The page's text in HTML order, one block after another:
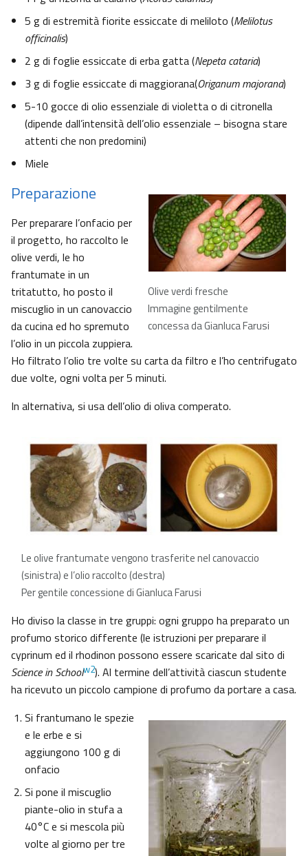
5 g di estremità fiorite essiccate di meliloto (Melilotus
officinalis)
2 g di foglie essiccate di erba gatta (Nepeta cataria)
3 g di foglie essiccate di maggiorana(Origanum majorana)
5-10 gocce di olio essenziale di violetta o di citronella
(dipende dall’intensità dell’olio essenziale – bisogna stare
attenti che non predomini)
Miele
Olive verdi fresche
Immagine gentilmente
concessa da Gianluca Farusi
Preparazione
Per preparare l’onfacio per
il progetto, ho raccolto le
olive verdi, le ho
frantumate in un
tritatutto, ho posto il
miscuglio in un canovaccio
da cucina ed ho spremuto
l’olio in un piccola zuppiera.
Ho filtrato l’olio tre volte su carta da filtro e l’ho centrifugato
due volte, ogni volta per 5 minuti.
In alternativa, si usa dell’olio di oliva comperato.
Le olive frantumate vengono trasferite nel canovaccio
(sinistra) e l’olio raccolto (destra)
Per gentile concessione di Gianluca Farusi
Ho diviso la classe in tre gruppi: ogni gruppo ha preparato un
profumo storico differente (le istruzioni per preparare il
cyprinum ed il rhodinon possono essere scaricate dal sito di
Science in Schoolw2). Al termine dell’attività ciascun studente
ha ricevuto un piccolo campione di profumo da portare a casa.
Si frantumano le spezie
e le erbe e si
aggiungono 100 g di
onfacio
Si pone il miscuglio
piante-olio in stufa a
40°C e si mescola più
volte al giorno per tre